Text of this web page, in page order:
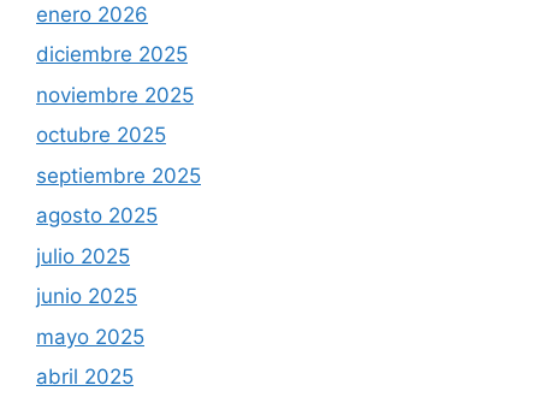
enero 2026
diciembre 2025
noviembre 2025
octubre 2025
septiembre 2025
agosto 2025
julio 2025
junio 2025
mayo 2025
abril 2025